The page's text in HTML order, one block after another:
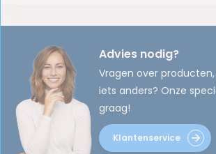
Advies nodig?
Vragen over
iets anders? Onze
graag!
Klantenservice